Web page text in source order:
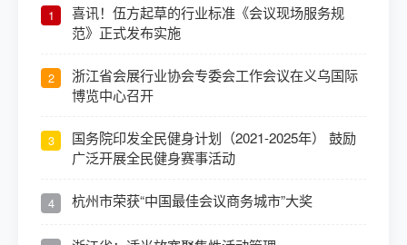
1
喜讯！伍方起草的行业标准《会议现场服务规
范》正式发布实施
2
浙江省会展行业协会专委会工作会议在义乌国际
博览中心召开
3
国务院印发全民健身计划（2021-2025年） 鼓励
广泛开展全民健身赛事活动
4 杭州市荣获“中国最佳会议商务城市”大奖